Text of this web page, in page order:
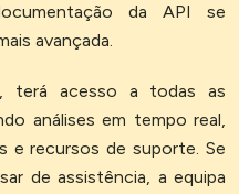
da API se
avançada.
terá acesso a todas as
análises em tempo real,
e recursos de suporte. Se
de assistência, a equipa